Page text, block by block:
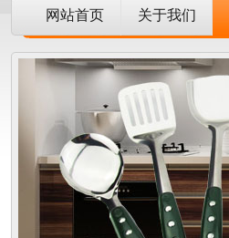
网站首页 关于我们